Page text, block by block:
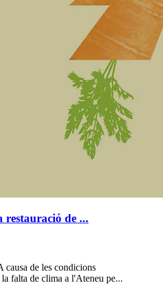
de ...
de les condicions
falta de clima a l'Ateneu pe...